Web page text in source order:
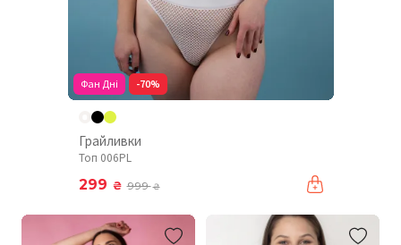
Фан Дні -70%
Грайливки
Топ 006PL
299 ₴ 999₴